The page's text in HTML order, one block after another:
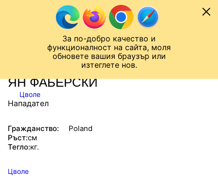
За по-добро качество и
функционалност на сайта, моля
обновете вашия браузър или
изтеглете нов.
Към съдържанието
Лига на Конференциите
СТАТИСТИКИ
ЯН ФАБЕРСКИ
Цволе
Нападател
Гражданство:
Poland
Ръст:см
Тегло:кг.
Цволе